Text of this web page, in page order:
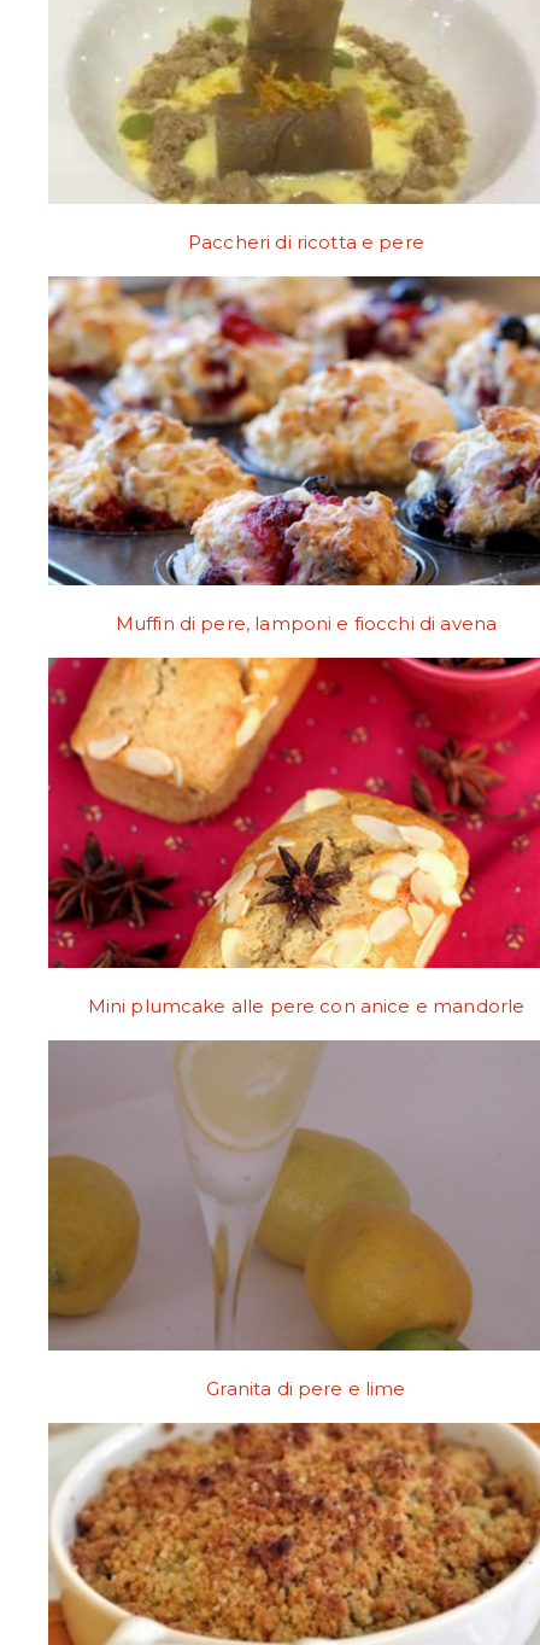
Paccheri di ricotta e pere
Muffin di pere, lamponi e fiocchi di avena
Mini plumcake alle pere con anice e mandorle
Granita di pere e lime